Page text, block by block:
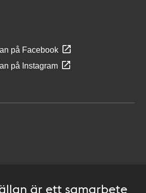
på Facebook
på Instagram
är ett samarbete